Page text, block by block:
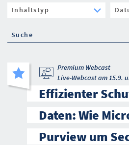
Premium Webcast
Live-Webcast am 15.9.
Effizienter
Daten: Wie
Purview um